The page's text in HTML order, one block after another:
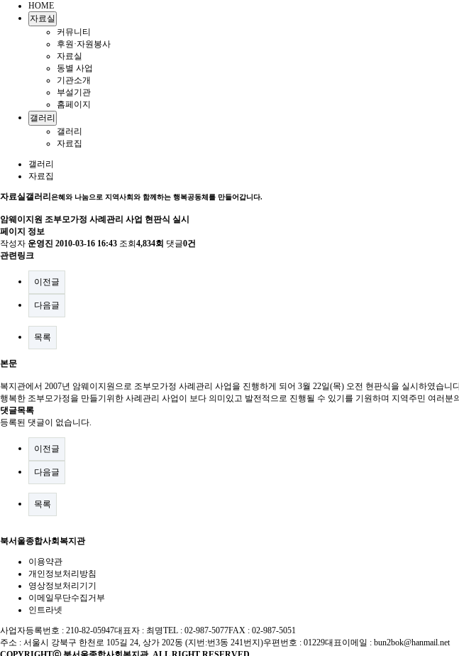
HOME
자료실
커뮤니티
후원·자원봉사
자료실
동별 사업
기관소개
부설기관
홈페이지
갤러리
갤러리
자료집
갤러리
자료집
자료실갤러리 은혜와 나눔으로 지역사회와 함께하는 행복공동체를 만들어갑니다.
암웨이지원 조부모가정 사례관리 사업 현판식 실시
페이지 정보
작성자 운영진 2010-03-16 16:43 조회 4,834회 댓글0건
관련링크
이전글
다음글
목록
본문
복지관에서 2007년 암웨이지원으로 조부모가정 사례관리 사업을 진행하게 되어 3월 22일(목) 오전 현판식을 실시하였습
행복한 조부모가정을 만들기위한 사례관리 사업이 보다 의미있고 발전적으로 진행될 수 있기를 기원하며 지역주민 여러분
댓글목록
등록된 댓글이 없습니다.
이전글
다음글
목록
북서울종합사회복지관
이용약관
개인정보처리방침
영상정보처리기기
이메일무단수집거부
인트라넷
사업자등록번호 : 210-82-05947대표자 : 최명TEL : 02-987-5077FAX : 02-987-5051
주소 : 서울시 강북구 한천로 105길 24, 상가 202동 (지번:번3동 241번지)우편번호 : 01229대표이메일 : bun2bok@hanmail.net